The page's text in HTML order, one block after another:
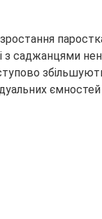
з саджанцями